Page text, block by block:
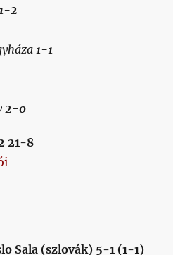
2
1-1
2-0
21-8
—————
Sala (szlovák) 5-1 (1-1)